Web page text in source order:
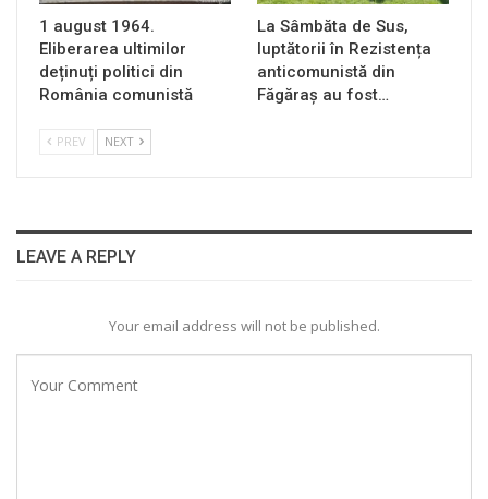
1 august 1964.
Eliberarea ultimilor
deținuți politici din
România comunistă
La Sâmbăta de Sus,
luptătorii în Rezistența
anticomunistă din
Făgăraș au fost…
PREV NEXT
LEAVE A REPLY
Your email address will not be published.